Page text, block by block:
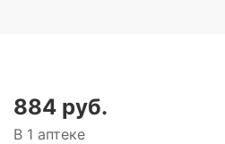
884 руб.
В 1 аптеке